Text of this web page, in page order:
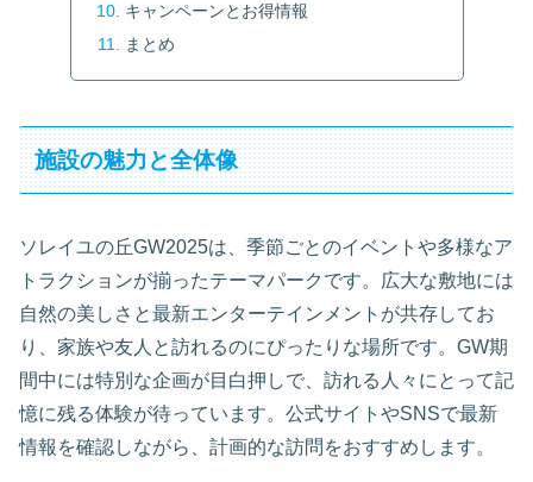
キャンペーンとお得情報
まとめ
施設の魅力と全体像
ソレイユの丘GW2025は、季節ごとのイベントや多様なア
トラクションが揃ったテーマパークです。広大な敷地には
自然の美しさと最新エンターテインメントが共存してお
り、家族や友人と訪れるのにぴったりな場所です。GW期
間中には特別な企画が目白押しで、訪れる人々にとって記
憶に残る体験が待っています。公式サイトやSNSで最新
情報を確認しながら、計画的な訪問をおすすめします。